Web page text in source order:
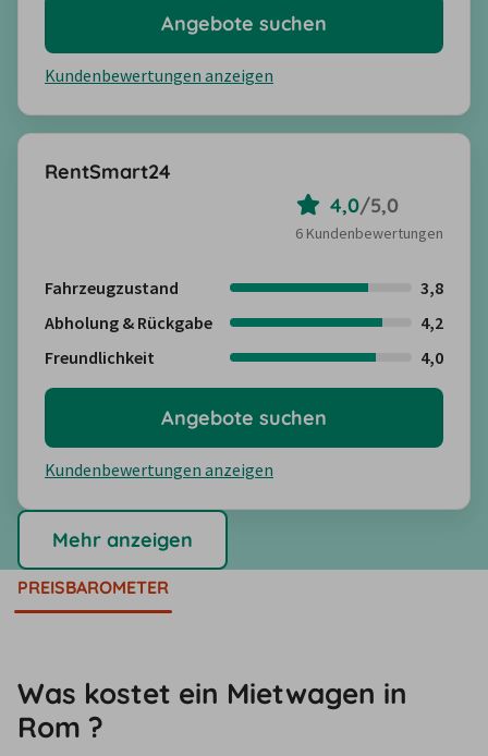
Kundenbewertungen anzeigen
Angebote suchen
RentSmart24
4,0/5,0
6 Kundenbewertungen
Fahrzeugzustand
3,8
Abholung & Rückgabe
4,2
Freundlichkeit
4,0
Kundenbewertungen anzeigen
Angebote suchen
Mehr anzeigen
PREISBAROMETER
Was kostet ein Mietwagen in
Rom ?